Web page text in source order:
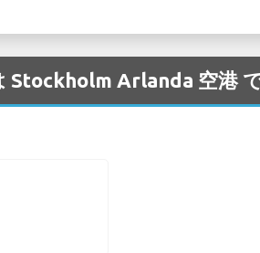
Arlanda 空港